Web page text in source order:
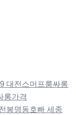
대전스머프룸싸롱
롱가격
봉명동호빠 세종